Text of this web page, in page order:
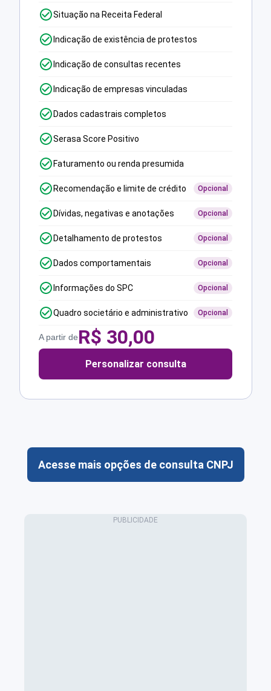
Situação na Receita Federal
Indicação de existência de protestos
Indicação de consultas recentes
Indicação de empresas vinculadas
Dados cadastrais completos
Serasa Score Positivo
Faturamento ou renda presumida
Recomendação e limite de crédito Opcional
Dívidas, negativas e anotações Opcional
Detalhamento de protestos Opcional
Dados comportamentais Opcional
Informações do SPC Opcional
Quadro societário e administrativo Opcional
A partir deR$ 30,00
Personalizar consulta
Acesse mais opções de consulta CNPJ